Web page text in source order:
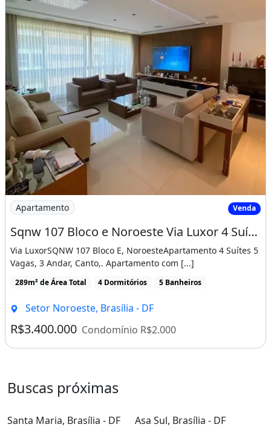
Imagem: Sqnw 107 Bloco e Noroeste Via Luxor 4 Suítes
Apartamento Venda
Sqnw 107 Bloco e Noroeste Via Luxor 4 Suítes 5 Vagas 229,00 M²
Via LuxorSQNW 107 Bloco E, NoroesteApartamento 4 Suítes 5
Vagas, 3 Andar, Canto,. Apartamento com [...]
289m² de Área Total 4 Dormitórios 5 Banheiros
Setor Noroeste, Brasília - DF
R$3.400.000 Condomínio R$2.000
Buscas próximas
Santa Maria, Brasília - DF
Asa Sul, Brasília - DF